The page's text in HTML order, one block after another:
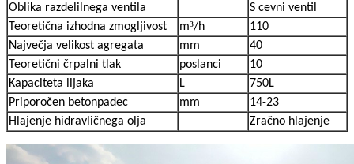
Oblika razdelilnega ventila
S cevni ventil
Teoretična izhodna zmogljivost
m³/h
110
Največja velikost agregata
mm
40
Teoretični črpalni tlak
poslanci
10
Kapaciteta lijaka
L
750L
Priporočen betonpadec mm
14-23
Hlajenje hidravličnega olja
Zračno hlajenje